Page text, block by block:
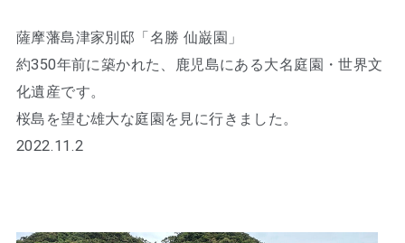
薩摩藩島津家別邸「名勝 仙巌園」
約350年前に築かれた、鹿児島にある大名庭園・世界文
化遺産です。
桜島を望む雄大な庭園を見に行きました。
2022.11.2